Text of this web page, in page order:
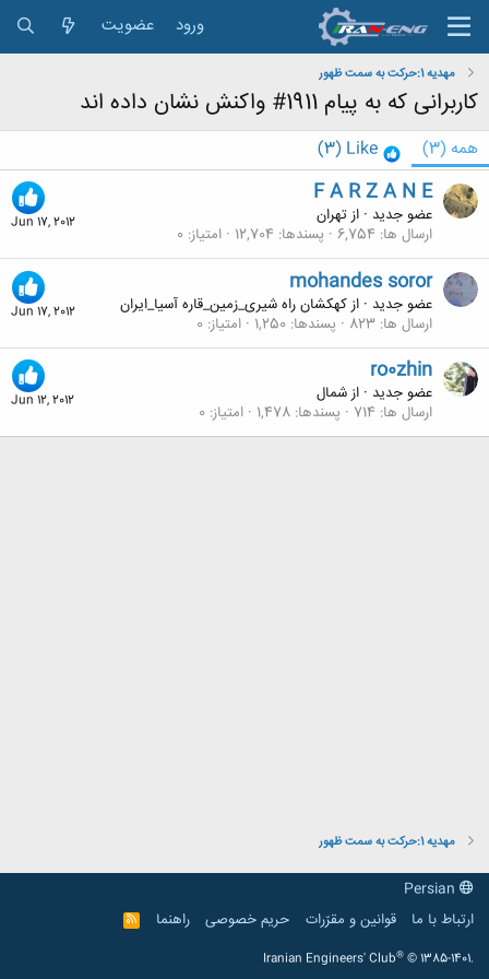
ورود عضویت
مهديه 1:حركت به سمت ظهور
کاربرانی که به پیام 1911# واکنش نشان داده اند
همه (3)
Like
(3)
Jun 17, 2012
F A R Z A N E
عضو جدید · ازتهران
ارسال ها 6,754 پسندها 12,704 امتیاز 0
Jun 17, 2012
mohandes soror
عضو جدید · ازکهکشان راه شیری_زمین_قاره آسیا_ایران
ارسال ها 823 پسندها 1,250 امتیاز 0
Jun 12, 2012
ro0zhin
عضو جدید · ازشمال
ارسال ها 714 پسندها 1,478 امتیاز 0
مهديه 1:حركت به سمت ظهور
ارتباط با ما
قوانین و مقرّرات حریم خصوصی راهنما
R
S
Iranian Engineers' Club® © 1385-1401.